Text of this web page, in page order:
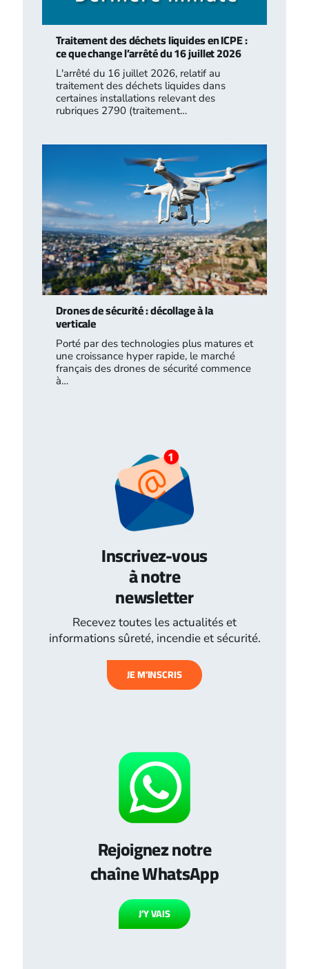
Traitement des déchets liquides en ICPE :
ce que change l’arrêté du 16 juillet 2026
L'arrêté du 16 juillet 2026, relatif au
traitement des déchets liquides dans
certaines installations relevant des
rubriques 2790 (traitement…
Drones de sécurité : décollage à la
verticale
Porté par des technologies plus matures et
une croissance hyper rapide, le marché
français des drones de sécurité commence
à…
Inscrivez-vous
à notre
newsletter
Recevez toutes les actualités et
informations sûreté, incendie et sécurité.
JE M’INSCRIS
Rejoignez notre
chaîne WhatsApp
J’Y VAIS